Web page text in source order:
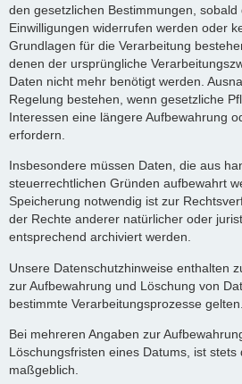
den gesetzlichen Bestimmungen,
Einwilligungen widerrufen werden oder
Grundlagen für die Verarbeitung
denen der ursprüngliche
Daten nicht mehr benötigt werden.
Regelung bestehen, wenn gesetzliche
Interessen eine längere Aufbewahrung
erfordern.
Insbesondere müssen Daten, die aus
steuerrechtlichen Gründen aufbewahrt
Speicherung notwendig ist zur
der Rechte anderer natürlicher oder
entsprechend archiviert werden.
Unsere Datenschutzhinweise enthalten
zur Aufbewahrung und Löschung von
bestimmte Verarbeitungsprozesse gelten.
Bei mehreren Angaben zur
Löschungsfristen eines Datums, ist stets
maßgeblich.